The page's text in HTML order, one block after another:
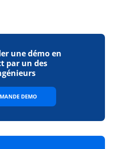
une démo en
par un des
DEMO